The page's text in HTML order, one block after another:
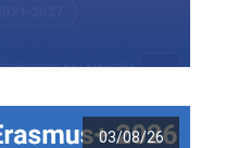
03/08/26